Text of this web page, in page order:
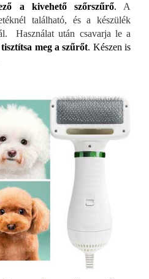
a kivehető szőrszűrő. A
található, és a készülék
Használat után csavarja le a
tisztítsa meg a szűrőt. Készen is